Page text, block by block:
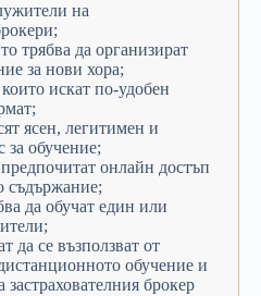
на
трябва да организират
за нови хора;
искат по-удобен
ясен, легитимен и
обучение;
онлайн достъп
съдържание;
да обучат един или
да се възползват от
обучение и
застрахователния брокер